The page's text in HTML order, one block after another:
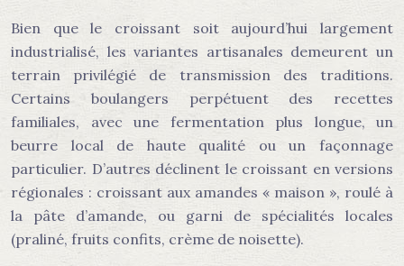
Bien que le croissant soit aujourd’hui largement
industrialisé, les variantes artisanales demeurent un
terrain privilégié de transmission des traditions.
Certains boulangers perpétuent des recettes
familiales, avec une fermentation plus longue, un
beurre local de haute qualité ou un façonnage
particulier. D’autres déclinent le croissant en versions
régionales : croissant aux amandes « maison », roulé à
la pâte d’amande, ou garni de spécialités locales
(praliné, fruits confits, crème de noisette).